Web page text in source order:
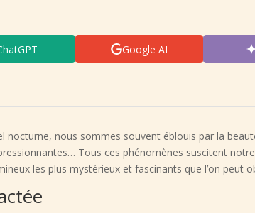
Google AI
nous sommes souvent éblouis par la
Tous ces phénomènes suscitent
les plus mystérieux et fascinants que l’on peut